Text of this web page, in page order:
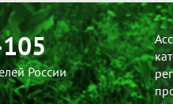
России